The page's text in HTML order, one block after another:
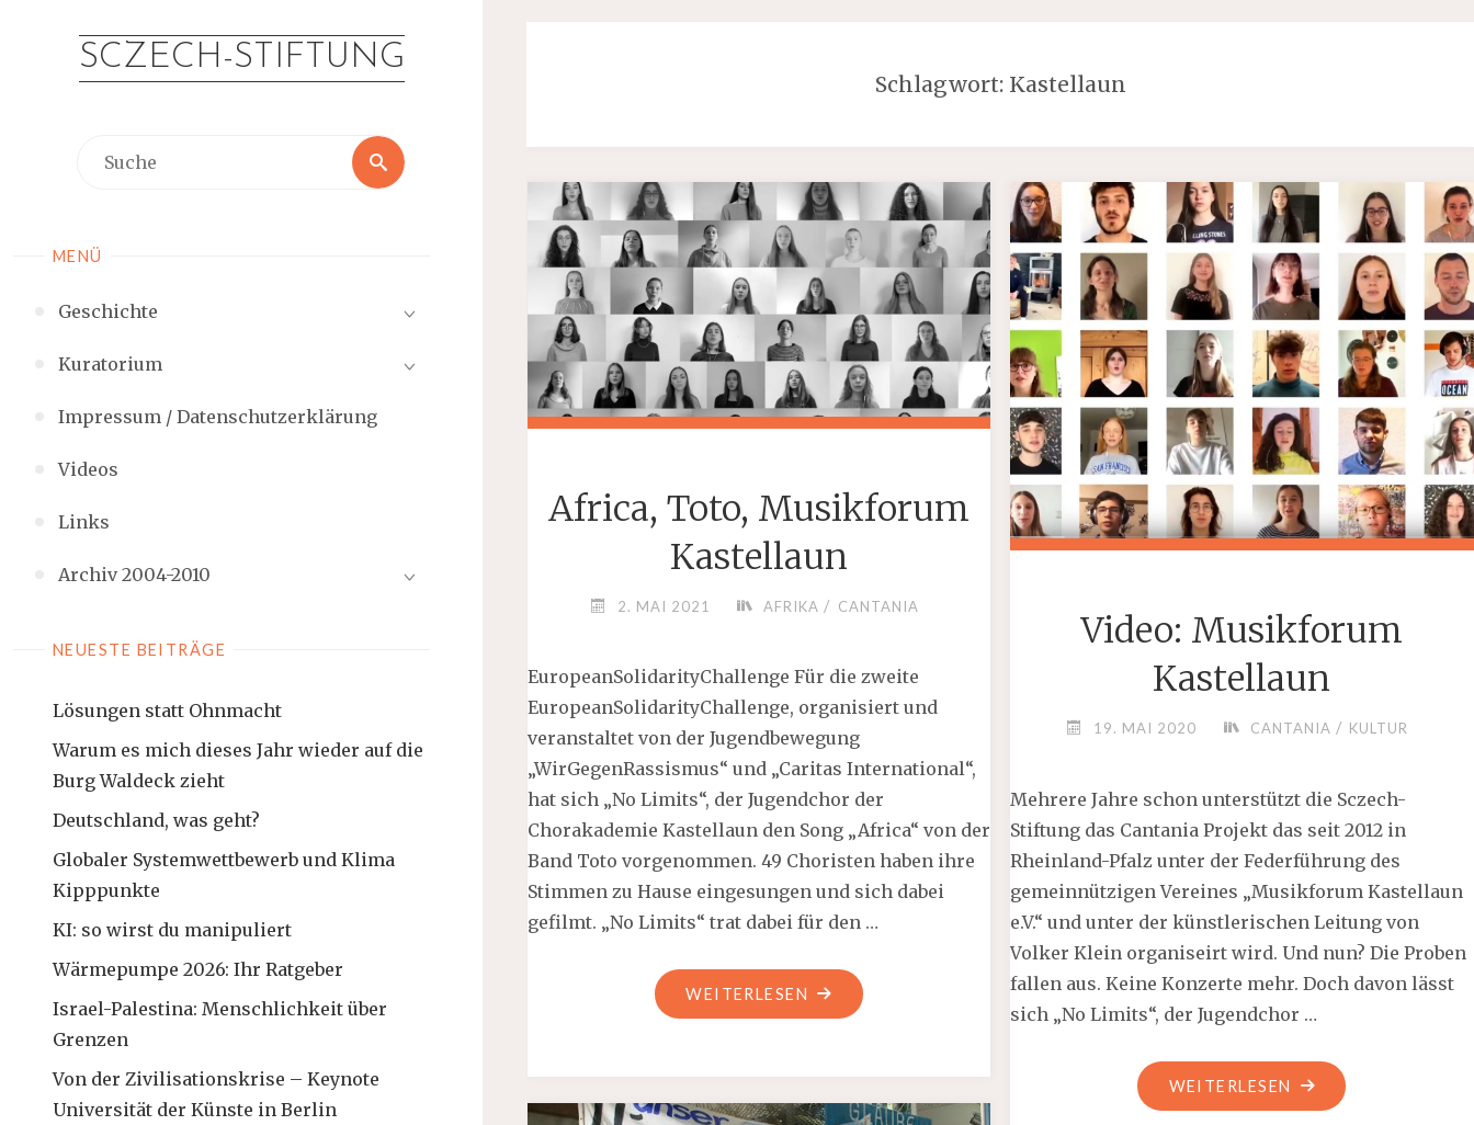
springenSCZECH-STIFTUNG
Suche
Suche
MENÜ
Geschichte
Kuratorium
Impressum / Datenschutzerklärung
Videos
Links
Archiv 2004-2010
NEUESTE BEITRÄGE
Lösungen statt Ohnmacht
Warum es mich dieses Jahr wieder auf die
Burg Waldeck zieht
Deutschland, was geht?
Globaler Systemwettbewerb und Klima
Kipppunkte
KI: so wirst du manipuliert
Wärmepumpe 2026: Ihr Ratgeber
Israel-Palestina: Menschlichkeit über
Grenzen
Von der Zivilisationskrise – Keynote
Universität der Künste in Berlin
Schlagwort: Kastellaun
Africa, Toto, Musikforum
Kastellaun
2. MAI 2021 AFRIKA / CANTANIA
EuropeanSolidarityChallenge Für die zweite
EuropeanSolidarityChallenge, organisiert und
veranstaltet von der Jugendbewegung
„WirGegenRassismus“ und „Caritas International“,
hat sich „No Limits“, der Jugendchor der
Chorakademie Kastellaun den Song „Africa“ von der
Band Toto vorgenommen. 49 Choristen haben ihre
Stimmen zu Hause eingesungen und sich dabei
gefilmt. „No Limits“ trat dabei für den …
WEITERLESEN "AFRICA,
TOTO,
Video: Musikforum
Kastellaun
19. MAI 2020 CANTANIA / KULTUR
Mehrere Jahre schon unterstützt die Sczech-
Stiftung das Cantania Projekt das seit 2012 in
Rheinland-Pfalz unter der Federführung des
gemeinnützigen Vereines „Musikforum Kastellaun
e.V.“ und unter der künstlerischen Leitung von
Volker Klein organiseirt wird. Und nun? Die Proben
fallen aus. Keine Konzerte mehr. Doch davon lässt
sich „No Limits“, der Jugendchor …
WEITERLESEN "VIDEO:
MUSIKFORUM